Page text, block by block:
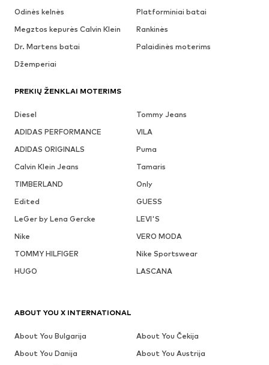
Odinės kelnės
Platforminiai batai
Megztos kepurės Calvin Klein
Rankinės
Dr. Martens batai
Palaidinės moterims
Džemperiai
PREKIŲ ŽENKLAI MOTERIMS
Diesel
Tommy Jeans
ADIDAS PERFORMANCE
VILA
ADIDAS ORIGINALS
Puma
Calvin Klein Jeans
Tamaris
TIMBERLAND
Only
Edited
GUESS
LeGer by Lena Gercke
LEVI'S
Nike
VERO MODA
TOMMY HILFIGER
Nike Sportswear
HUGO
LASCANA
ABOUT YOU X INTERNATIONAL
About You Bulgarija
About You Čekija
About You Danija
About You Austrija